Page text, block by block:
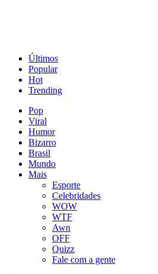
Últimos
Popular
Hot
Trending
Pop
Viral
Humor
Bizarro
Brasil
Mundo
Mais
Esporte
Celebridades
WOW
WTF
Awn
OFF
Quizz
Fale com a gente